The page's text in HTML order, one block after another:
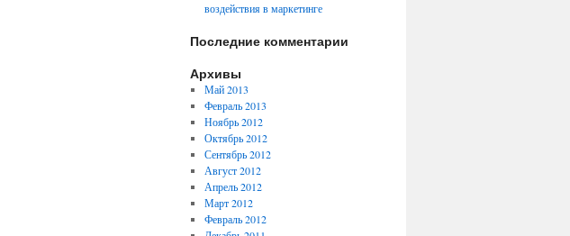
воздействия в маркетинге
Последние комментарии
Архивы
Май 2013
Февраль 2013
Ноябрь 2012
Октябрь 2012
Сентябрь 2012
Август 2012
Апрель 2012
Март 2012
Февраль 2012